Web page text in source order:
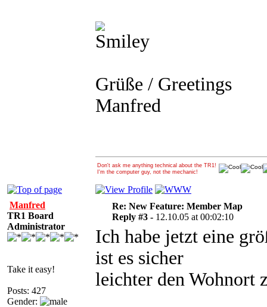
Grüße / Greetings
Manfred
Don't ask me anything technical about the TR1!
I'm the computer guy, not the mechanic!
Manfred
TR1 Board
Administrator
Take it easy!
Posts: 427
Gender:
Re: New Feature: Member Map
Reply #3 - 12.10.05 at 00:02:10
Ich habe jetzt eine
ist es sicher
leichter den Wohnort